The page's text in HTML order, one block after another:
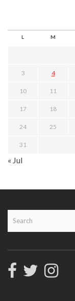
L M
3 4
10 11
17 18
24 25
31
« Jul